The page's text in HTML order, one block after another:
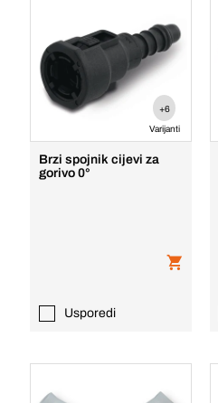
+6
Varijanti
Brzi spojnik cijevi za
gorivo 0°
Usporedi